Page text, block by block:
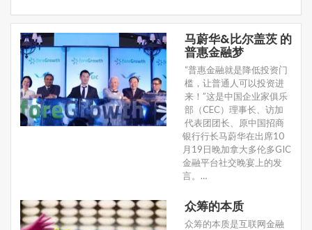
马蔚华&比尔盖茨 的
普惠金融梦
“普惠金融就是降低投资门
槛，让普通人可以投资进
来！”这是中国企业家俱乐
部（CEC）理事长、访加
代表团团长、原中国招商
银行行长马蔚华在出席10
月19日晚加拿大多伦多GIC
金融平台社交晚宴上的发
言。…
众筹的本质
众筹的本质是互联网金融